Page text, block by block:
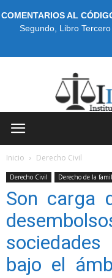
COMENTARIOS AL
Segundo, Libro
Inicio Derecho Civil
Derecho Civil Derecho de la
Son carga
bajo el